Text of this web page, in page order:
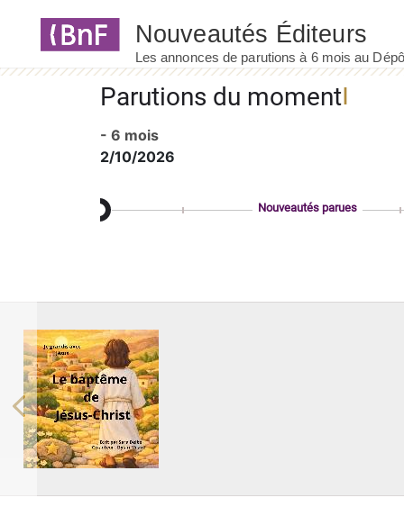
Parutions du moment
- 6 mois
2/10/2026
Nouveautés parues
Previous